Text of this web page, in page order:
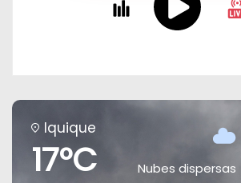
Iquique
17°C Nubes dispersas